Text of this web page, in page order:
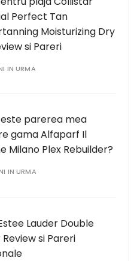
Perfect Tan
Moisturizing Dry
si Pareri
IN URMA
parerea mea
gama Alfaparf Il
Milano Plex Rebuilder?
IN URMA
Lauder Double
si Pareri